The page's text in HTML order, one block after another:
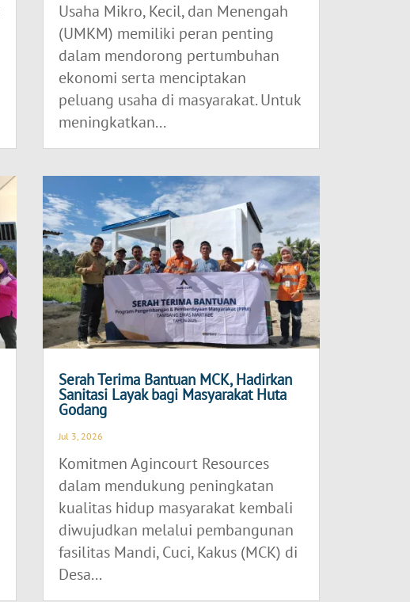
Usaha Mikro, Kecil, dan Menengah
(UMKM) memiliki peran penting
dalam mendorong pertumbuhan
ekonomi serta menciptakan
peluang usaha di masyarakat. Untuk
meningkatkan...
Serah Terima Bantuan MCK, Hadirkan
Sanitasi Layak bagi Masyarakat Huta
Godang
Jul 3, 2026
Komitmen Agincourt Resources
dalam mendukung peningkatan
kualitas hidup masyarakat kembali
diwujudkan melalui pembangunan
fasilitas Mandi, Cuci, Kakus (MCK) di
Desa...